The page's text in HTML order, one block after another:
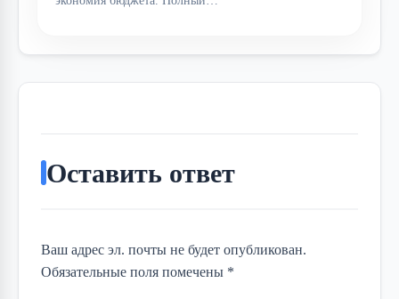
Оставить ответ
Ваш адрес эл. почты не будет опубликован.
Обязательные поля помечены *